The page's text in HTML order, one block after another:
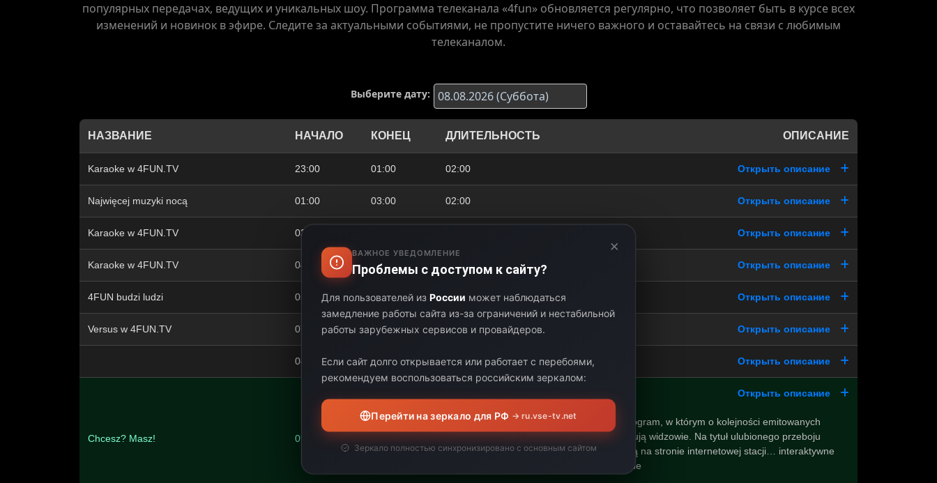
популярных передачах, ведущих и уникальных шоу. Программа телеканала «4fun» обновляется регулярно, что позволяет быть в курсе всех
изменений и новинок в эфире. Следите за актуальными событиями, не пропустите ничего важного и оставайтесь на связи с любимым
телеканалом.
Выберите дату:
НАЗВАНИЕ НАЧАЛО КОНЕЦ ДЛИТЕЛЬНОСТЬ ОПИСАНИЕ
Karaoke w 4FUN.TV 23:00 01:00 02:00 Открыть описание
Najwięcej muzyki nocą 01:00 03:00 02:00 Открыть описание
Karaoke w 4FUN.TV 03:00 Открыть описание
Karaoke w 4FUN.TV 04:00 05:00 01:00 Открыть описание
4FUN budzi ludzi 05:00 07:00 02:00 Открыть описание
Versus w 4FUN.TV 07:00 08:00 01:00 Открыть описание
08:00 09:00 01:00 Открыть описание
Chcesz? Masz! 09:00 10:00 01:00
Открыть описание
Interaktywny program, w którym o kolejności emitowanych
piosenek decydują widzowie. Na tytuł ulubionego przeboju
widzowie głosują na stronie internetowej stacji… interaktywne
pasmo muzyczne
×
ВАЖНОЕ УВЕДОМЛЕНИЕ
Проблемы с доступом к сайту?
Для пользователей из России может наблюдаться
замедление работы сайта из-за ограничений и нестабильной
работы зарубежных сервисов и провайдеров.
Если сайт долго открывается или работает с перебоями,
рекомендуем воспользоваться российским зеркалом:
Перейти на зеркало для РФ → ru.vse-tv.net
Зеркало полностью синхронизировано с основным сайтом